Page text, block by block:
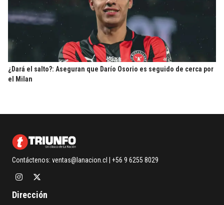
¿Dará el salto?: Aseguran que Darío Osorio es seguido de cerca por
el Milan
Contáctenos: ventas@lanacion.cl | +56 9 6255 8029
Dirección